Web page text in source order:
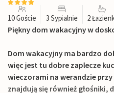
10 Goście 3 Sypialnie 2
Piękny dom wakacyjny w
Dom wakacyjny ma bardzo
więc jest tu dobre zaplecze
wieczorami na werandzie
znajdują się również głośniki,